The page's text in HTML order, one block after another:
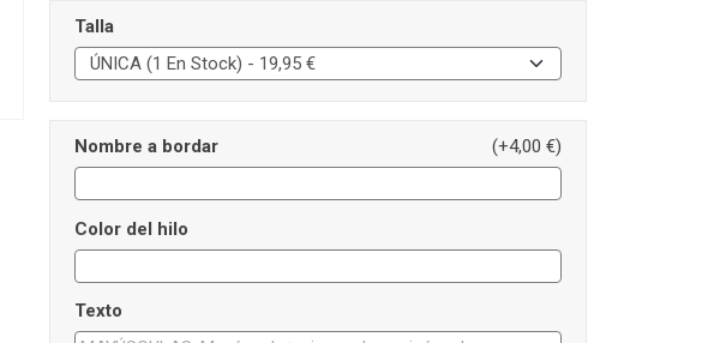
Talla
Nombre a bordar (+4,00 €)
Color del hilo
Texto